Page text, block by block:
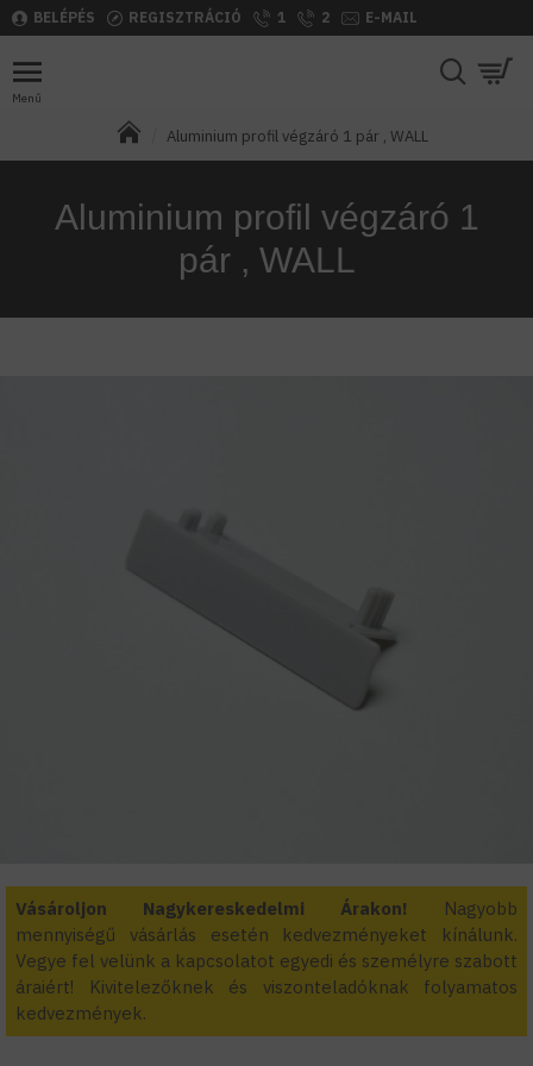
BELÉPÉS REGISZTRÁCIÓ 1 2 E-MAIL
Aluminium profil végzáró 1 pár , WALL
Aluminium profil végzáró 1
pár , WALL
Vásároljon Nagykereskedelmi Árakon!
Nagyobb
mennyiségű vásárlás esetén kedvezményeket kínálunk.
Vegye fel velünk a kapcsolatot egyedi és személyre szabott
áraiért! Kivitelezőknek és viszonteladóknak folyamatos
kedvezmények.